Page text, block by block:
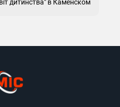
дитинства" в Каменском